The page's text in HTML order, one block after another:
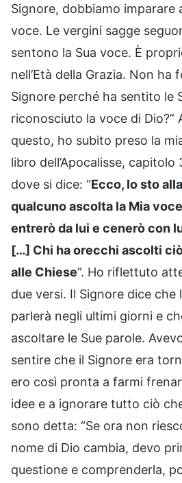
Signore, dobbiamo imparare
voce. Le vergini sagge
sentono la Sua voce. È
nell’Età della Grazia. Non ha
Signore perché ha sentito le
riconosciuto la voce di Dio?”
questo, ho subito preso la
libro dell’Apocalisse,
dove si dice: “Ecco, Io sto
qualcuno ascolta la Mia
entrerò da lui e cenerò con
[…] Chi ha orecchi ascolti
alle Chiese”. Ho riflettuto
due versi. Il Signore dice che
parlerà negli ultimi giorni e
ascoltare le Sue parole.
sentire che il Signore era
ero così pronta a farmi
idee e a ignorare tutto ciò
sono detta: “Se ora non
nome di Dio cambia, devo
questione e comprenderla,